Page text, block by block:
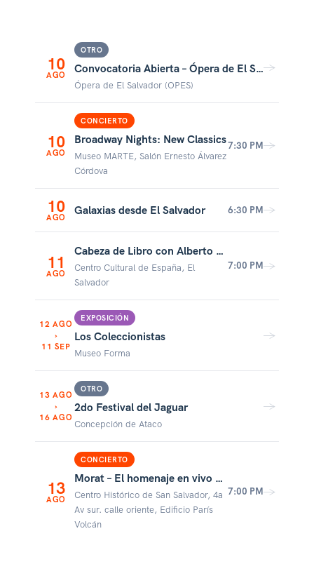
10
AGO
OTRO
Convocatoria Abierta – Ópera de El Salvador
Ópera de El Salvador (OPES)
→
10
AGO
CONCIERTO
Broadway Nights: New Classics
Museo MARTE, Salón Ernesto Álvarez
Córdova
7:30 PM→
10
AGO
Galaxias desde El Salvador 6:30 PM→
11
AGO
Cabeza de Libro con Alberto López Serrano
Centro Cultural de España, El
Salvador
7:00 PM→
12 AGO
›
11 SEP
EXPOSICIÓN
Los Coleccionistas
Museo Forma
→
13 AGO
›
16 AGO
OTRO
2do Festival del Jaguar
Concepción de Ataco
→
13
AGO
CONCIERTO
Morat – El homenaje en vivo en el Centro
Centro Histórico de San Salvador, 4a
Av sur. calle oriente, Edificio París
Volcán
7:00 PM→